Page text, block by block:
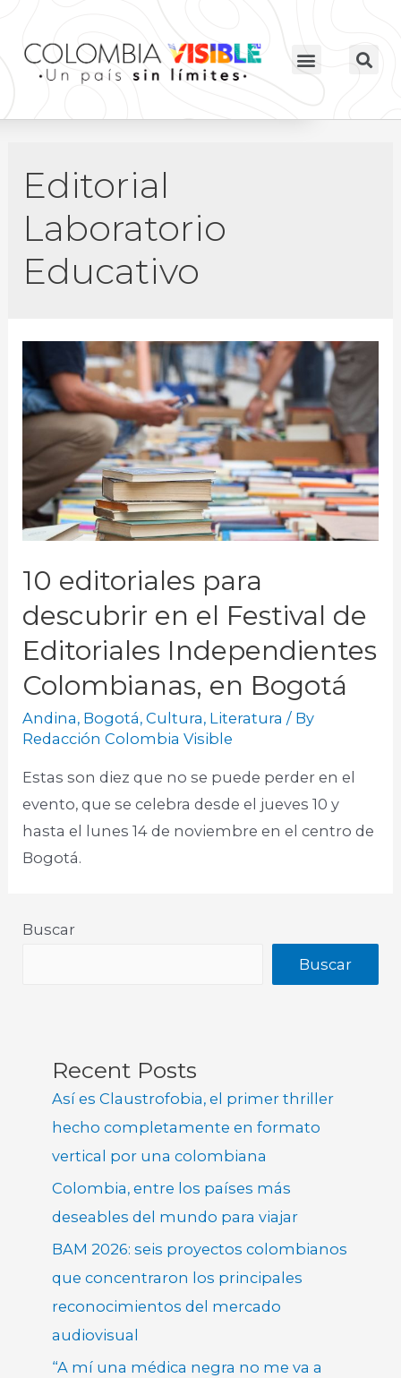
Editorial
Laboratorio
Educativo
10 editoriales para
descubrir en el Festival de
Editoriales Independientes
Colombianas, en Bogotá
Andina, Bogotá,Cultura, Literatura / By
Redacción Colombia Visible
Estas son diez que no se puede perder en el
evento, que se celebra desde el jueves 10 y
hasta el lunes 14 de noviembre en el centro de
Bogotá.
Buscar
Buscar
Recent Posts
Así es Claustrofobia, el primer thriller
hecho completamente en formato
vertical por una colombiana
Colombia, entre los países más
deseables del mundo para viajar
BAM 2026: seis proyectos colombianos
que concentraron los principales
reconocimientos del mercado
audiovisual
“A mí una médica negra no me va a